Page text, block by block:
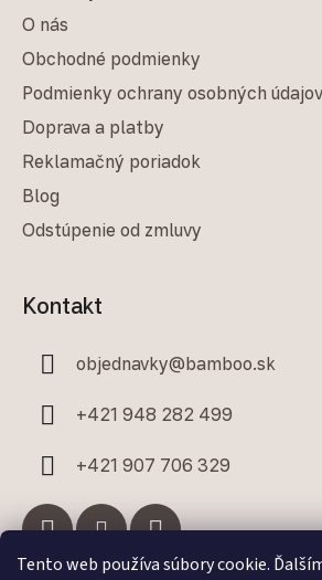
Tento web používa súbory cookie.
O nás
Obchodné podmienky
Podmienky ochrany osobných údajov
Doprava a platby
Reklamačný poriadok
Blog
Odstúpenie od zmluvy
Kontakt
objednavky@bamboo.sk
+421 948 282 499
+421 907 706 329